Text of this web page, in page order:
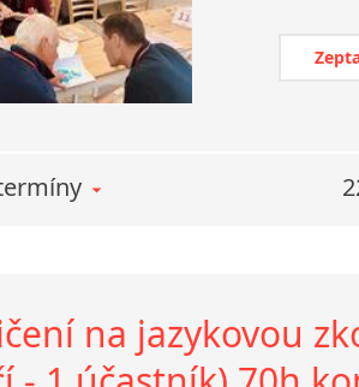
na jazykovou